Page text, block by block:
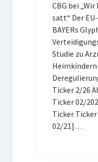
CBG bei
satt“ Der
BAYERs
Studie zu
Heimkindern
Ticker 2/26
Ticker 02/
Ticker
02/21]…